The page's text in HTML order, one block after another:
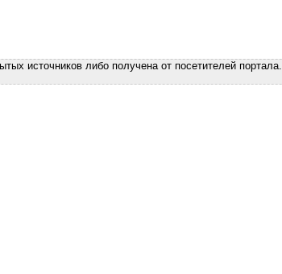
источников либо получена от посетителей портала.